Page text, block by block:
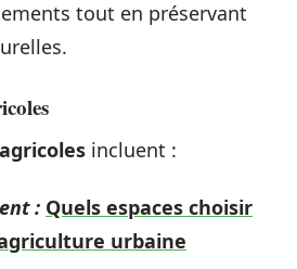
tout en préservant
incluent :
: Quels espaces choisir
urbaine